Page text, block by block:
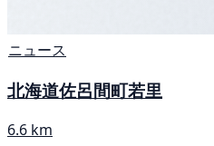
ニュース
北海道佐呂間町若里
6.6 km